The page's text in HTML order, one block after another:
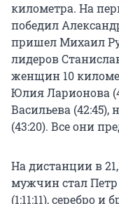
километра. На
победил
пришел Михаил
лидеров
женщин 10
Юлия Ларионова
Васильева
(43:20). Все они
На дистанции в
мужчин стал
(1:11:11), серебро